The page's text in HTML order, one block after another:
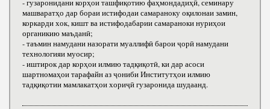
- гузаронидани корҳои ташфиқотию фаҳмондадиҳӣ, семинару
машваратҳо дар бораи истифодаи самараноку оқилонаи замин,
коркарди хок, кишт ва истифодабарии самараноки нуриҳои
органикию маъданӣ;
- таъмин намудани назорати муаллифӣ барои ҷорӣ намудани
технологияи муосир;
- иштирок дар корҳои илмию тадқиқотӣ, ки дар асоси
шартномаҳои тарафайн аз ҷониби Институтҳои илмию
тадқиқотии мамлакатҳои хориҷӣ гузаронида шудаанд.